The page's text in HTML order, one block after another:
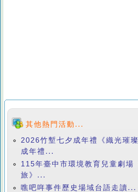
其他熱門活動...
2026竹塹七夕成年禮《織光璀
成年禮...
115年臺中市環境教育兒童劇場
旅》...
噍吧哖事件歷史場域台語走讀...